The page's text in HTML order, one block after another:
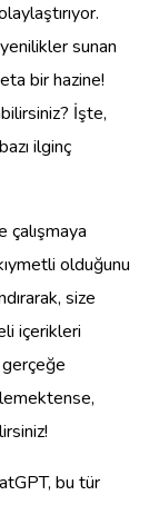
sunan
bir hazine!
İşte,
ilginç
çalışmaya
olduğunu
size
içerikleri
bu tür